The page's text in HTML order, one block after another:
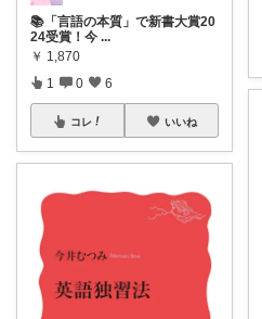
📚「言語の本質」で新書大賞20
24受賞！今 ...
￥ 1,870
1 0 6
コレ いいね